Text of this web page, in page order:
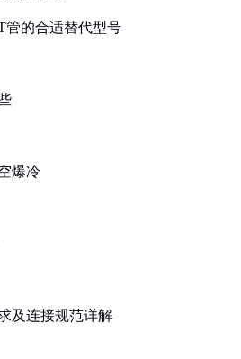
管的合适替代型号
爆冷
及连接规范详解